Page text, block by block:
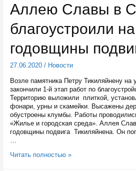
готовиться
к
летней
универсиаде
года
Аллею Славы в
благоустроили
годовщины
27.06.2020/ Новости
Возле памятника Петру Тикиляйнену
закончили 1-й этап работ по
Территорию выложили плиткой,
фонари, урны и скамейки. Высажены
обустроены клумбы. Работы
«Жилье и городская среда». Аллея
годовщины подвига Тикиляйнена. Он
Аллею
Читать полностью »